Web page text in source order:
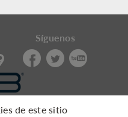
Síguenos
de este sitio